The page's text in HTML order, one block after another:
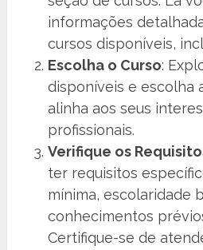
informações
cursos disponíveis,
Escolha o Curso:
disponíveis e escolha
alinha aos seus
profissionais.
Verifique os
ter requisitos
mínima, escolaridade
conhecimentos
Certifique-se de